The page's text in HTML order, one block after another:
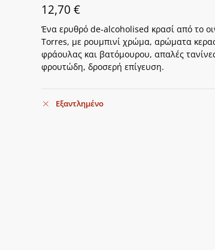
12,70€
Ένα ερυθρό de-alcoholised κρασί από το
Torres, με ρουμπινί χρώμα, αρώματα
φράουλας και βατόμουρου, απαλές
φρουτώδη, δροσερή επίγευση.
Εξαντλημένο